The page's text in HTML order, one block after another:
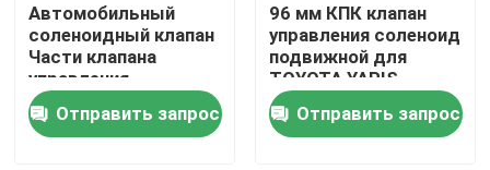
Компрессор кондиционера автомобиля
Автобусный компрессор
Автомобильный
соленоидный клапан
Части клапана
управления
компрессора
переменного тока
для FIAT LOTUS
Отправить запрос
96 мм КПК клапан
управления соленоид
подвижной для
TOYOTA YARIS
Отправить запрос